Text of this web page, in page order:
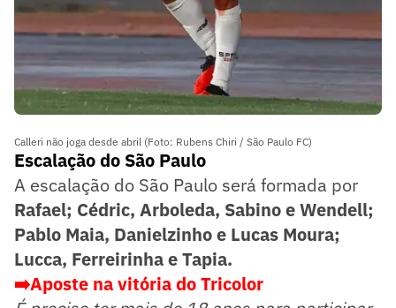
Calleri não joga desde abril (Foto: Rubens Chiri / São Paulo FC)
Escalação do São Paulo
A escalação do São Paulo será formada por
Rafael; Cédric, Arboleda, Sabino e Wendell;
Pablo Maia, Danielzinho e Lucas Moura;
Lucca, Ferreirinha e Tapia.
➡️Aposte na vitória do Tricolor